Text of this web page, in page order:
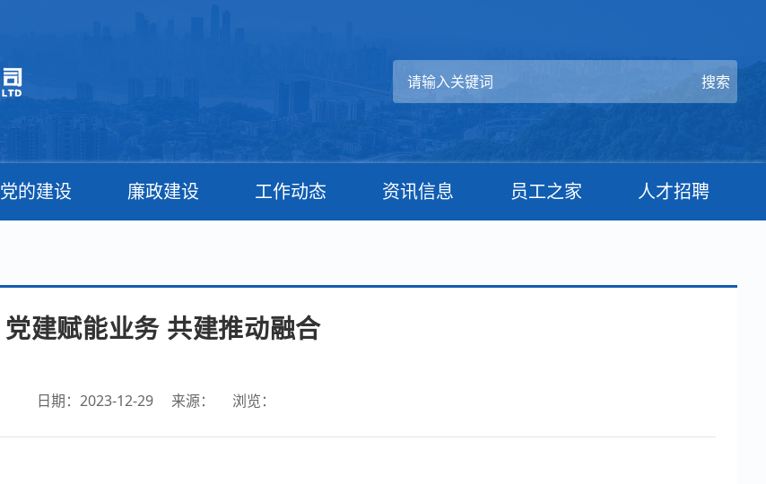
党的建设 廉政建设 工作动态 资讯信息 员工之家 人才招聘
党建赋能业务 共建推动融合
日期：2023-12-29 来源： 浏览：